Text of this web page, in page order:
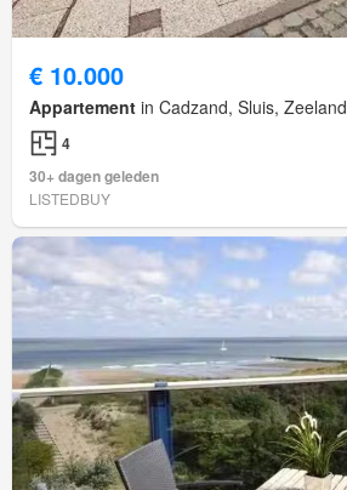
€ 10.000
Appartement in Cadzand, Sluis, Zeeland
4
30+ dagen geleden
LISTEDBUY